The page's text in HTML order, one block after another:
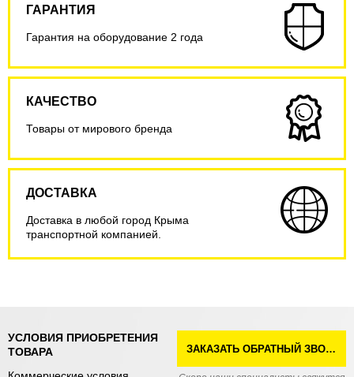
ГАРАНТИЯ
Гарантия на оборудование 2 года
КАЧЕСТВО
Товары от мирового бренда
ДОСТАВКА
Доставка в любой город Крыма
транспортной компанией.
УСЛОВИЯ ПРИОБРЕТЕНИЯ
ТОВАРА
ЗАКАЗАТЬ ОБРАТНЫЙ ЗВОНОК